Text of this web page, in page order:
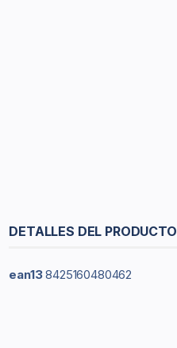
DETALLES DEL PRODUCTO
ean13 8425160480462